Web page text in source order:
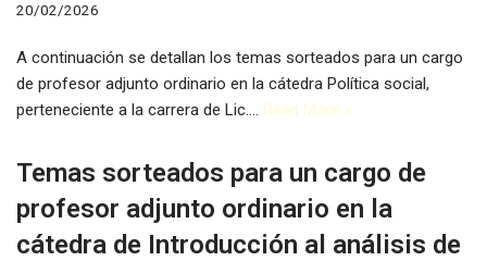
20/02/2026
A continuación se detallan los temas sorteados para un cargo
de profesor adjunto ordinario en la cátedra Política social,
perteneciente a la carrera de Lic.… Read More »
Temas sorteados para un cargo de
profesor adjunto ordinario en la
cátedra de Introducción al análisis de